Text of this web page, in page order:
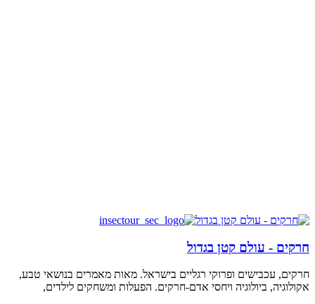
חרקים - עולם קטן בגדול
חרקים, עכבישים ופרוקי רגליים בישראל. מאות מאמרים בנושאי טבע,
אקולוגיה, ביולוגיה ויחסי אדם-חרקים. הפעלות ומשחקים לילדים,